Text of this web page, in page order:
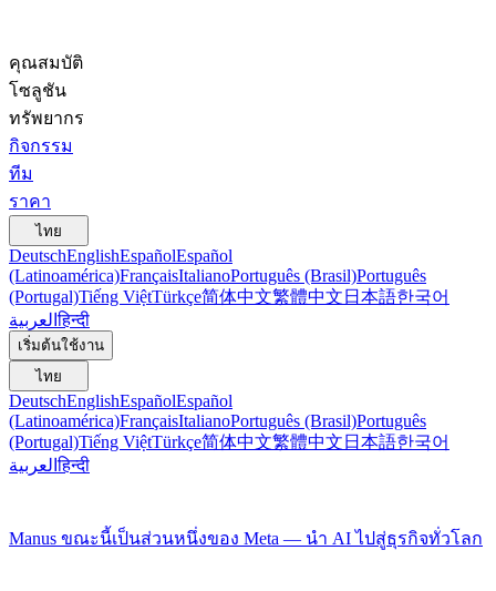
คุณสมบัติ
โซลูชัน
ทรัพยากร
กิจกรรม
ทีม
ราคา
ไทย
DeutschEnglishEspañolEspañol
(Latinoamérica)FrançaisItalianoPortuguês (Brasil)Português
(Portugal)Tiếng ViệtTürkçe简体中文繁體中文 日本語한국어
العربيةहिन्दी
เริ่มต้นใช้งาน
ไทย
DeutschEnglishEspañolEspañol
(Latinoamérica)FrançaisItalianoPortuguês (Brasil)Português
(Portugal)Tiếng ViệtTürkçe简体中文繁體中文 日本語한국어
العربيةहिन्दी
Manus ขณะนี้เป็นส่วนหนึ่งของ Meta — นำ AI ไปสู่ธุรกิจทั่วโลก